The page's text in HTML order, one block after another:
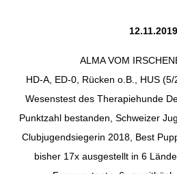
12.11.2019
ALMA VOM
HD-A, ED-0, Rücken o.B., HUS (5/
Wesenstest des Therapiehunde
Punktzahl bestanden, Schweizer
Clubjugendsiegerin 2018, Best
bisher 17x ausgestellt in 6